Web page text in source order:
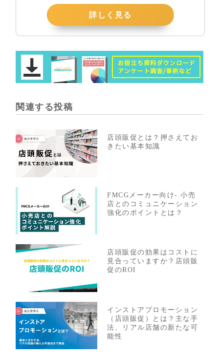
詳しく見る
関連する投稿
店頭販促とは？押さえてお
きたい基本知識
FMCGメーカー向け- 小売
店とのコミュニケーション
強化のポイントとは？
店頭販促の効果はコストに
見合っていますか？店頭販
促のROI
インストアプロモーション
（店頭販促）とは？主な手
法、リアル店舗の新たな可
能性